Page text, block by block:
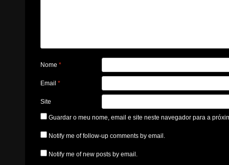
Nome*
Email*
Site
Guardar o meu nome, email e site neste navegador para a
Notify me of follow-up comments by email.
Notify me of new posts by email.